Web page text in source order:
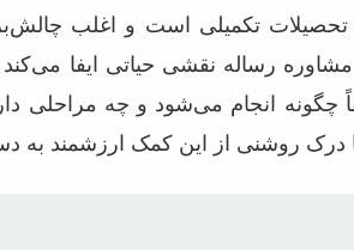
تحصیلات تکمیلی است و اغلب
رساله نقشی حیاتی ایفا می‌کند
چگونه انجام می‌شود و چه مراحلی
درک روشنی از این کمک ارزشمند به